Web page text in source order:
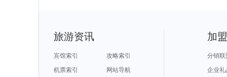
旅游资讯
宾馆索引
攻略索引
机票索引
网站导航
加
分销联
企业礼